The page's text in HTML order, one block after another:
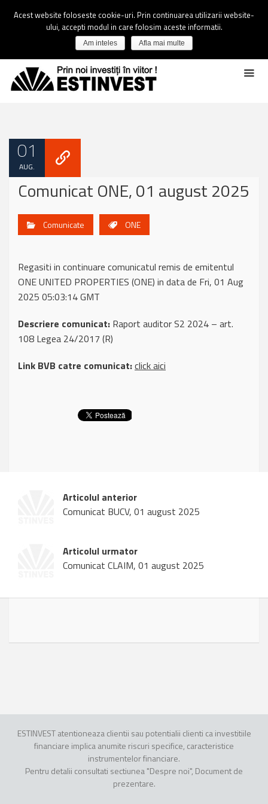
01
AUG.
Comunicat ONE, 01 august 2025
Comunicate ONE
Regasiti in continuare comunicatul remis de emitentul
ONE UNITED PROPERTIES (ONE) in data de Fri, 01 Aug
2025 05:03:14 GMT
Descriere comunicat: Raport auditor S2 2024 – art.
108 Legea 24/2017 (R)
Link BVB catre comunicat:click aici
Articolul anterior
Comunicat BUCV, 01 august 2025
Articolul urmator
Comunicat CLAIM, 01 august 2025
ESTINVEST atentioneaza clientii sau potentialii clienti ca investitiile
financiare implica anumite riscuri specifice, caracteristice
instrumentelor financiare.
Pentru detalii consultati sectiunea "Despre noi", Document de
prezentare.
Acest website foloseste cookie-uri. Prin continuarea utilizarii website-
ului, accepti modul in care folosim aceste informatii.
Am inteles Afla mai multe